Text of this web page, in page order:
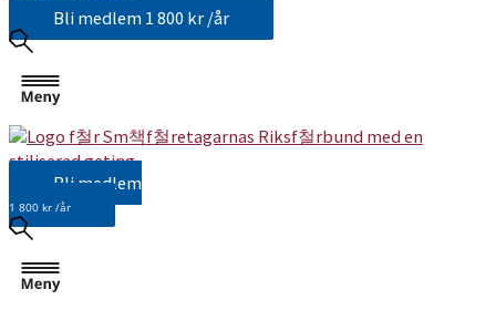
Bli medlem 1 800 kr /år
Bli medlem
1 800 kr /år